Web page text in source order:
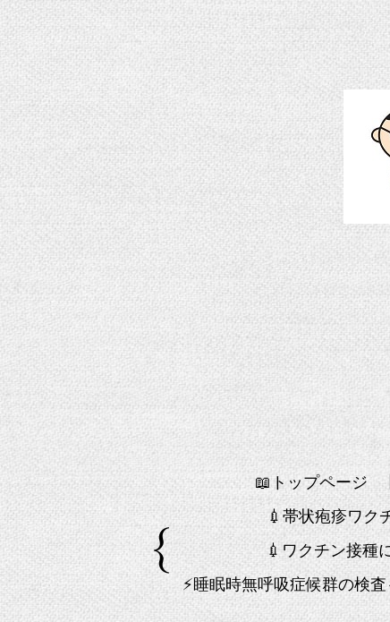
📖トップページ
💉帯状疱疹ワク
💉ワクチン接種
⚡睡眠時無呼吸症候群の検